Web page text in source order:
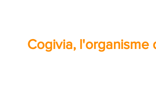
Cogivia, l'organisme